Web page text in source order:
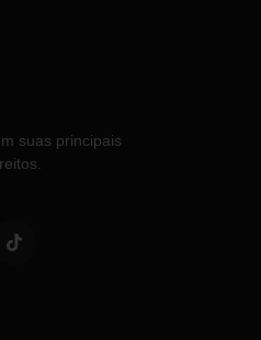
suas principais